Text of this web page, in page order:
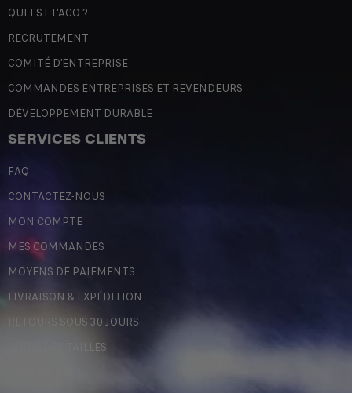
QUI EST L'ACO ?
RECRUTEMENT
COMITÉ D'ENTREPRISE
COMMANDES ENTREPRISES ET REVENDEURS
DÉVELOPPEMENT DURABLE
SERVICES CLIENTS
FAQ
CONTACTEZ-NOUS
MON COMPTE
MES COMMANDES
MOYENS DE PAIEMENTS
LIVRAISON & EXPÉDITION
RETOURS SOUS 30 JOURS
GUIDE DES TAILLES